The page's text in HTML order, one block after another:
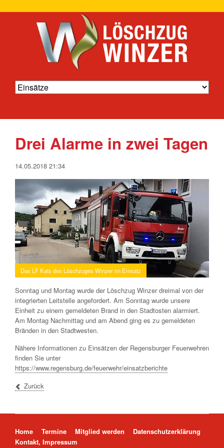
Drei Alarme in zwei Tagen
14.05.2018 21:34
Das LF Kats des Löschzuges Winzer im Einsatz
Sonntag und Montag wurde der Löschzug Winzer dreimal von der
integrierten Leitstelle angefordert. Am Sonntag wurde unsere
Einheit zu einem gemeldeten Brand in den Stadtosten alarmiert.
Am Montag Nachmittag und am Abend ging es zu gemeldeten
Bränden in den Stadtwesten.
Nähere Informationen zu Einsätzen der Regensburger Feuerwehren
finden Sie unter
https://www.regensburg.de/feuerwehr/einsatzberichte
Zurück
Navigation überspringen
Home Termine Mitglied werden
Datenschutzerklärung
Kontakt, Impressum